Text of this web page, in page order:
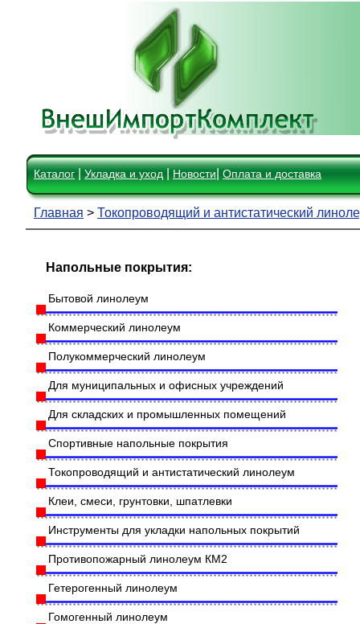
Каталог Укладка и уход Новости Оплата и доставка
Главная > Токопроводящий и антистатический
Напольные покрытия:
Бытовой линолеум
Коммерческий линолеум
Полукоммерческий линолеум
Для муниципальных и офисных учреждений
Для складских и промышленных помещений
Спортивные напольные покрытия
Токопроводящий и антистатический линолеум
Клеи, смеси, грунтовки, шпатлевки
Инструменты для укладки напольных покрытий
Противопожарный линолеум КМ2
Гетерогенный линолеум
Гомогенный линолеум